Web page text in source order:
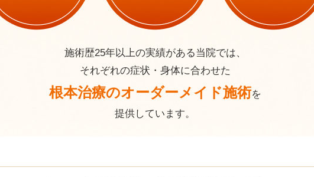
施術歴25年以上の実績がある当院では、
それぞれの症状・身体に合わせた
根本治療のオーダーメイド施術を
提供しています。